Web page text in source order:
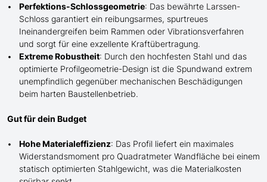
Perfektions-Schlossgeometrie: Das bewährte Larssen-
Schloss garantiert ein reibungsarmes, spurtreues
Ineinandergreifen beim Rammen oder Vibrationsverfahren
und sorgt für eine exzellente Kraftübertragung.
Extreme Robustheit: Durch den hochfesten Stahl und das
optimierte Profilgeometrie-Design ist die Spundwand extrem
unempfindlich gegenüber mechanischen Beschädigungen
beim harten Baustellenbetrieb.
Gut für dein Budget
Hohe Materialeffizienz: Das Profil liefert ein maximales
Widerstandsmoment pro Quadratmeter Wandfläche bei einem
statisch optimierten Stahlgewicht, was die Materialkosten